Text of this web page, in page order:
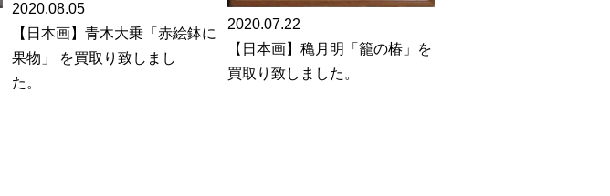
2020.08.05
【日本画】青木大乗「赤絵鉢に
果物」 を買取り致しまし
た。
2020.07.22
【日本画】穐月明「籠の椿」を
買取り致しました。